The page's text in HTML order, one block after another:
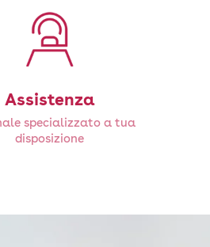
Assistenza
specializzato a tua
disposizione